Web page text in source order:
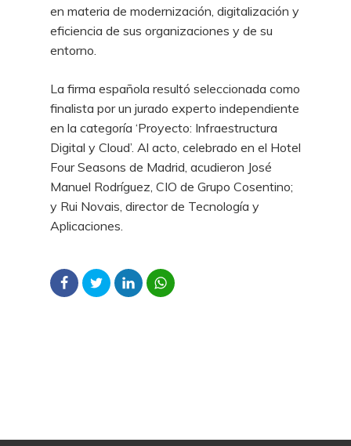
en materia de modernización, digitalización y
eficiencia de sus organizaciones y de su
entorno.
La firma española resultó seleccionada como
finalista por un jurado experto independiente
en la categoría ‘Proyecto: Infraestructura
Digital y Cloud’. Al acto, celebrado en el Hotel
Four Seasons de Madrid, acudieron José
Manuel Rodríguez, CIO de Grupo Cosentino;
y Rui Novais, director de Tecnología y
Aplicaciones.